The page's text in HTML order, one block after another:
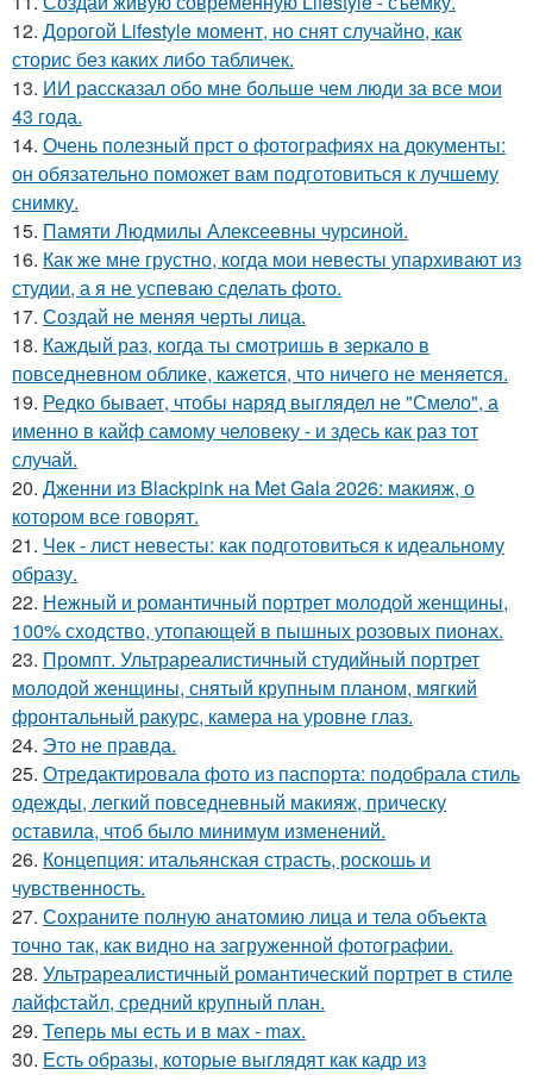
12. Дорогой Lifestyle момент, но снят случайно, как
сторис без каких либо табличек.
13. ИИ рассказал обо мне больше чем люди за все мои
43 года.
14. Очень полезный прст о фотографиях на документы:
он обязательно поможет вам подготовиться к лучшему
снимку.
15. Памяти Людмилы Алексеевны чурсиной.
16. Как же мне грустно, когда мои невесты упархивают из
студии, а я не успеваю сделать фото.
17. Создай не меняя черты лица.
18. Каждый раз, когда ты смотришь в зеркало в
повседневном облике, кажется, что ничего не меняется.
19. Редко бывает, чтобы наряд выглядел не "Смело", а
именно в кайф самому человеку - и здесь как раз тот
случай.
20. Дженни из Blackpink на Met Gala 2026: макияж, о
котором все говорят.
21. Чек - лист невесты: как подготовиться к идеальному
образу.
22. Нежный и романтичный портрет молодой женщины,
100% сходство, утопающей в пышных розовых пионах.
23. Промпт. Ультрареалистичный студийный портрет
молодой женщины, снятый крупным планом, мягкий
фронтальный ракурс, камера на уровне глаз.
24. Это не правда.
25. Отредактировала фото из паспорта: подобрала стиль
одежды, легкий повседневный макияж, прическу
оставила, чтоб было минимум изменений.
26. Концепция: итальянская страсть, роскошь и
чувственность.
27. Сохраните полную анатомию лица и тела объекта
точно так, как видно на загруженной фотографии.
28. Ультрареалистичный романтический портрет в стиле
лайфстайл, средний крупный план.
29. Теперь мы есть и в мах - max.
30. Есть образы, которые выглядят как кадр из